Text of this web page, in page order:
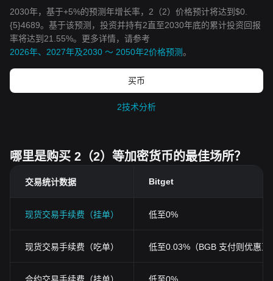
2030年，基于+5%的预测年增长率，2（2）价格预计将达到$0.
{5}4689。基于该预测，投资并持有2直至2030年底的累计投资回报
率将达到21.55%。更多详情，请参考
2026年、2027年及2030 ～ 2050年2价格预测。
买币
2技术分析
哪里是购买 2（2）等加密货币的最佳场所？
交易统计数据 Bitget
现货交易手续费（挂单） 低至0%
现货交易手续费（吃单） 低至0.03%（BGB 支付则优惠至